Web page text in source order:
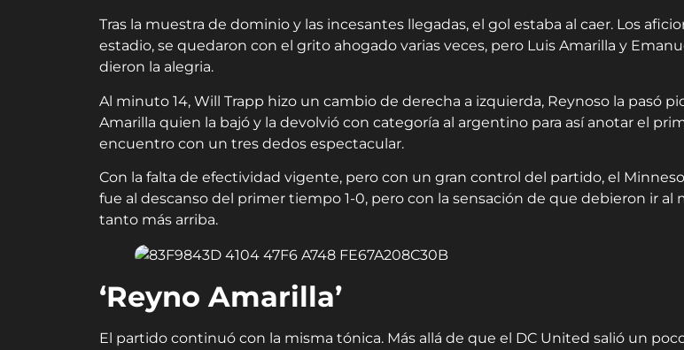
Tras la muestra de dominio y las incesantes llegadas, el gol estaba al caer. Los
estadio, se quedaron con el grito ahogado varias veces, pero Luis Amarilla y
dieron la alegria.
Al minuto 14, Will Trapp hizo un cambio de derecha a izquierda, Reynoso la pasó
Amarilla quien la bajó y la devolvió con categoría al argentino para así anotar el
encuentro con un tres dedos espectacular.
Con la falta de efectividad vigente, pero con un gran control del partido, el
fue al descanso del primer tiempo 1-0, pero con la sensación de que debieron ir al
tanto más arriba.
‘Reyno Amarilla’
El partido continuó con la misma tónica. Más allá de que el DC United salió un